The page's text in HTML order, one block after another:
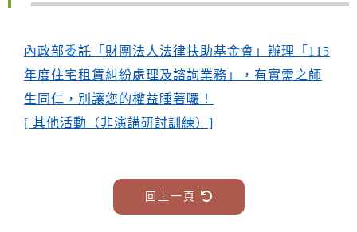
內政部委託「財團法人法律扶助基金會」辦理「115
年度住宅租賃糾紛處理及諮詢業務」，有實需之師
生同仁，別讓您的權益睡著囉！
[ 其他活動（非演講研討訓練）]
回上一頁